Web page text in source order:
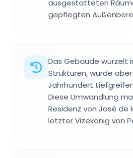
ausgestatteten
gepflegten
Das Gebäude wurzelt
Strukturen, wurde aber
Jahrhundert
Diese Umwandlung
Residenz von José de
letzter Vizekönig von